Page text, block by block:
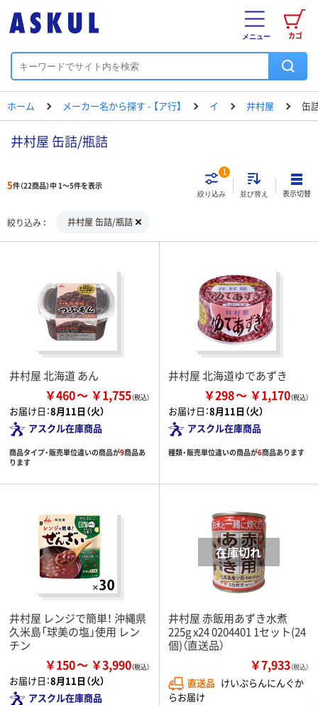
カゴ
メニュー
ホーム メーカー名から探す - 【ア行】 イ 井村屋 缶
井村屋 缶詰/瓶詰
5件（22商品）中 1～5件を表示
絞り込み
1
並び替え 表示切替
絞り込み 井村屋 缶詰/瓶詰
井村屋 北海道 あん
￥460 ￥1,755
お届け日：8月11日（火）
アスクル在庫商品
商品タイプ・販売単位違いの商品が9商品あ
ります
井村屋 北海道ゆであずき
￥298 ￥1,170
お届け日：8月11日（火）
アスクル在庫商品
種類・販売単位違いの商品が6商品あります
井村屋 レンジで簡単！ 沖縄県
久米島「球美の塩」使用 レン
チン
￥150 ￥3,990
お届け日：8月11日（火）
アスクル在庫商品
井村屋 赤飯用あずき水煮
225g x24 0204401 1セット(24
個)（直送品）
￥7,933（税込）
直送品 けいぷらんにんぐか
らお届け